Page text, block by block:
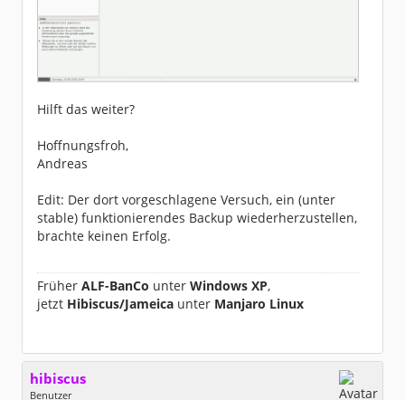
Hilft das weiter?
Hoffnungsfroh,
Andreas
Edit: Der dort vorgeschlagene Versuch, ein (unter
stable) funktionierendes Backup wiederherzustellen,
brachte keinen Erfolg.
Früher ALF-BanCo unter Windows XP,
jetzt Hibiscus/Jameica unter Manjaro Linux
hibiscus
Benutzer